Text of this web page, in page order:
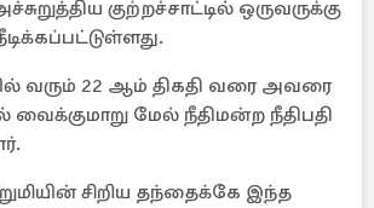
குற்றச்சாட்டில் ஒருவருக்கு
வரும் 22 ஆம் திகதி வரை அவரை
வைக்குமாறு மேல் நீதிமன்ற நீதிபதி
சிறிய தந்தைக்கே இந்த